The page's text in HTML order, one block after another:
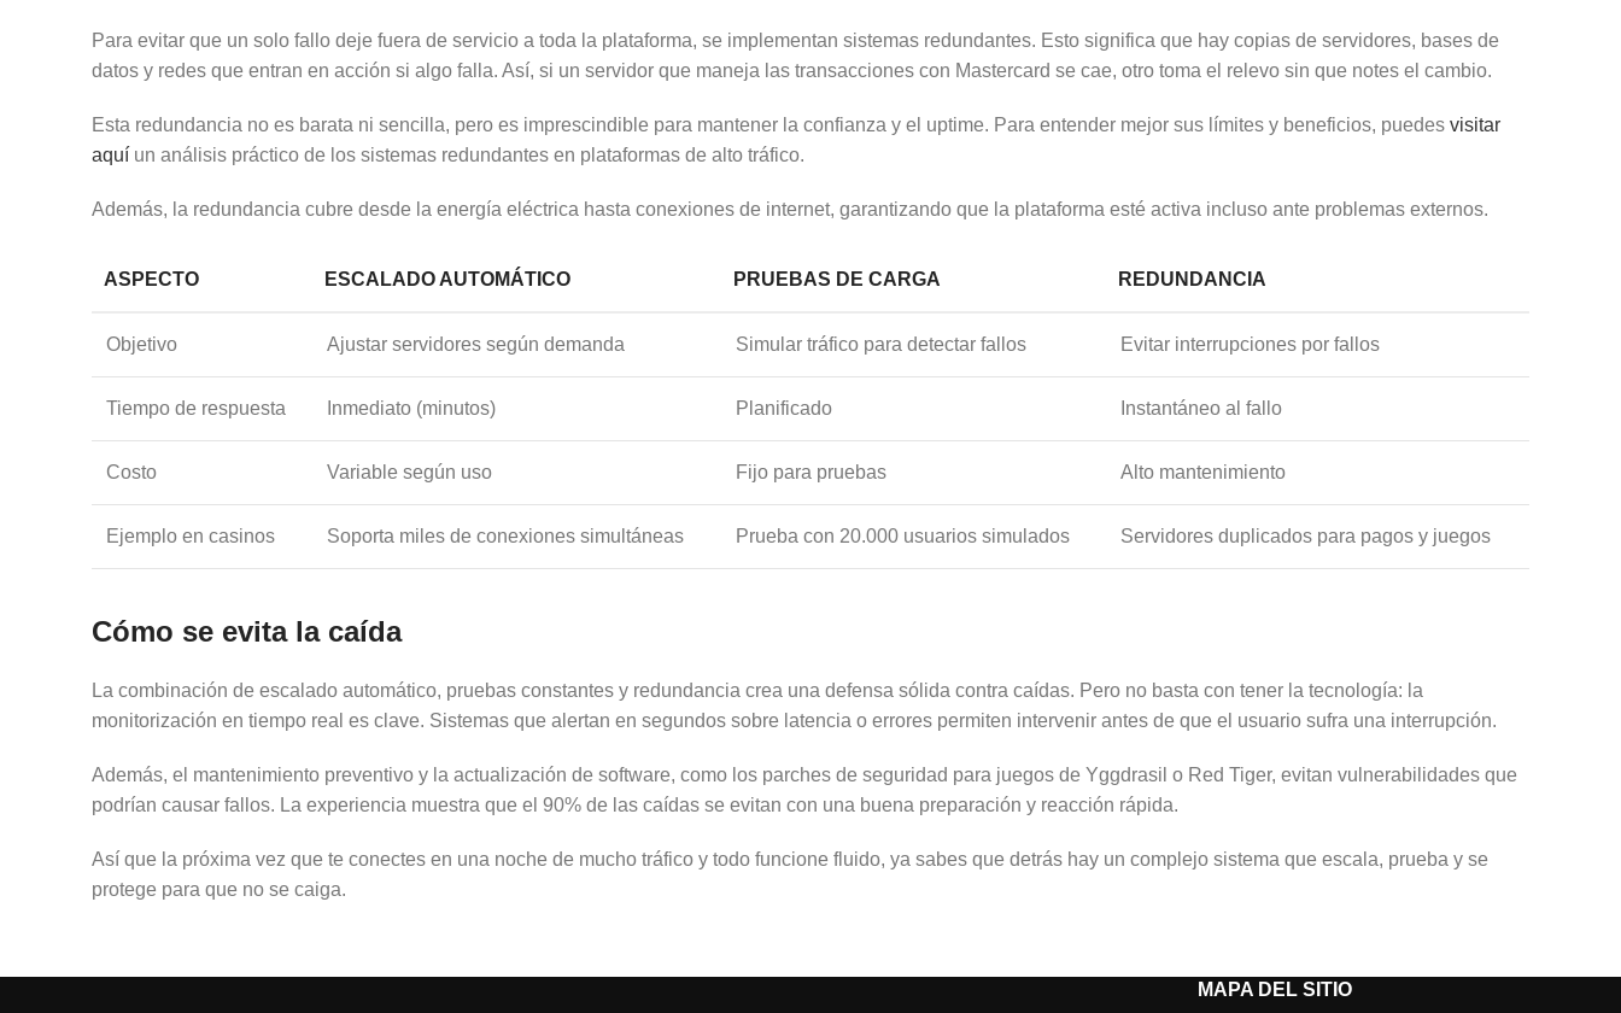
Para evitar que un solo fallo deje fuera de servicio a toda la plataforma, se implementan sistemas redundantes. Esto significa que hay copias de servidores, bases de
datos y redes que entran en acción si algo falla. Así, si un servidor que maneja las transacciones con Mastercard se cae, otro toma el relevo sin que notes el cambio.
Esta redundancia no es barata ni sencilla, pero es imprescindible para mantener la confianza y el uptime. Para entender mejor sus límites y beneficios, puedes visitar
aquí un análisis práctico de los sistemas redundantes en plataformas de alto tráfico.
Además, la redundancia cubre desde la energía eléctrica hasta conexiones de internet, garantizando que la plataforma esté activa incluso ante problemas externos.
ASPECTO ESCALADO AUTOMÁTICO PRUEBAS DE CARGA REDUNDANCIA
Objetivo Ajustar servidores según demanda Simular tráfico para detectar fallos Evitar interrupciones por fallos
Tiempo de respuesta Inmediato (minutos) Planificado Instantáneo al fallo
Costo Variable según uso Fijo para pruebas Alto mantenimiento
Ejemplo en casinos Soporta miles de conexiones simultáneas Prueba con 20.000 usuarios simulados Servidores duplicados para pagos y juegos
Cómo se evita la caída
La combinación de escalado automático, pruebas constantes y redundancia crea una defensa sólida contra caídas. Pero no basta con tener la tecnología: la
monitorización en tiempo real es clave. Sistemas que alertan en segundos sobre latencia o errores permiten intervenir antes de que el usuario sufra una interrupción.
Además, el mantenimiento preventivo y la actualización de software, como los parches de seguridad para juegos de Yggdrasil o Red Tiger, evitan vulnerabilidades que
podrían causar fallos. La experiencia muestra que el 90% de las caídas se evitan con una buena preparación y reacción rápida.
Así que la próxima vez que te conectes en una noche de mucho tráfico y todo funcione fluido, ya sabes que detrás hay un complejo sistema que escala, prueba y se
protege para que no se caiga.
MAPA DEL SITIO